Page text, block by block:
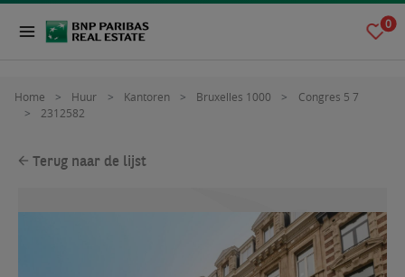
0
Home Huur Kantoren Bruxelles 1000
Congres 5 7
2312582
Terug naar de lijst